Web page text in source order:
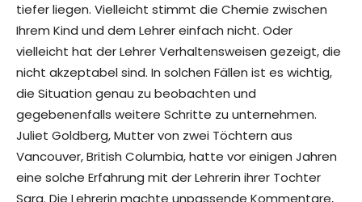
tiefer liegen. Vielleicht stimmt die Chemie zwischen
Ihrem Kind und dem Lehrer einfach nicht. Oder
vielleicht hat der Lehrer Verhaltensweisen gezeigt, die
nicht akzeptabel sind. In solchen Fällen ist es wichtig,
die Situation genau zu beobachten und
gegebenenfalls weitere Schritte zu unternehmen.
Juliet Goldberg, Mutter von zwei Töchtern aus
Vancouver, British Columbia, hatte vor einigen Jahren
eine solche Erfahrung mit der Lehrerin ihrer Tochter
Sara. Die Lehrerin machte unpassende Kommentare,